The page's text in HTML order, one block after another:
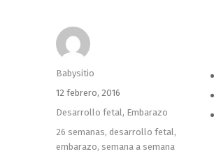
Autor
Babysitio
Publicado
12 febrero, 2016
Categorías
Desarrollo fetal , Embarazo
Etiquetas
26 semanas,desarrollo fetal ,
embarazo, semana a semana